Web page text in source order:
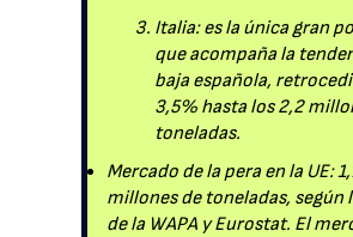
Italia: es la única gran
que acompaña la
baja española,
3,5% hasta los 2,2
toneladas.
Mercado de la pera en la UE:
millones de toneladas, según
de la WAPA y Eurostat. El